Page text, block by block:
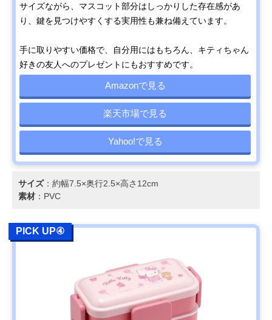
サイズながら、マスコット部分はしっかりした存在感があ
り、鍵を見つけやすくする実用性も兼ね備えています。
手に取りやすい価格で、自分用にはもちろん、キティちゃん
好きの友人へのプレゼントにもおすすめです。
Amazonで見る
楽天市場で見る
Yahoo!で見る
サイズ：約幅7.5×奥行2.5×高さ12cm
素材 ：PVC
PICK UP④